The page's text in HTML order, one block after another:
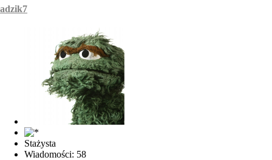
adzik7
Stażysta
Wiadomości: 58